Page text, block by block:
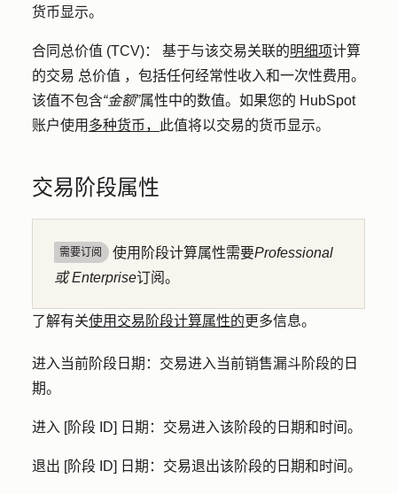
货币显示。
合同总价值 (TCV)： 基于与该交易关联的明细项计算
的交易 总价值 ，包括任何经常性收入和一次性费用。
该值不包含“金额”属性中的数值。如果您的 HubSpot
账户使用 多种货币， 此值将以交易的货币显示。
交易阶段属性
需要订阅 使用阶段计算属性需要Professional
或Enterprise订阅。
了解有关使用交易阶段计算属性的更多信息。
进入当前阶段日期 ：交易进入当前销售漏斗阶段的日
期。
进入 [阶段 ID] 日期 ：交易进入该阶段的日期和时间。
退出 [阶段 ID] 日期 ：交易退出该阶段的日期和时间。